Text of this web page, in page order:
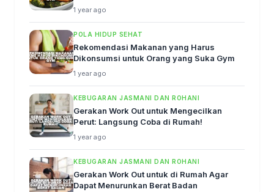
1 year ago
POLA HIDUP SEHAT
Rekomendasi Makanan yang Harus
Dikonsumsi untuk Orang yang Suka Gym
1 year ago
KEBUGARAN JASMANI DAN ROHANI
Gerakan Work Out untuk Mengecilkan
Perut: Langsung Coba di Rumah!
1 year ago
KEBUGARAN JASMANI DAN ROHANI
Gerakan Work Out untuk di Rumah Agar
Dapat Menurunkan Berat Badan